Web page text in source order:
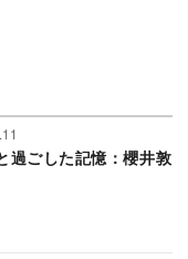
過ごした記憶：櫻井敦